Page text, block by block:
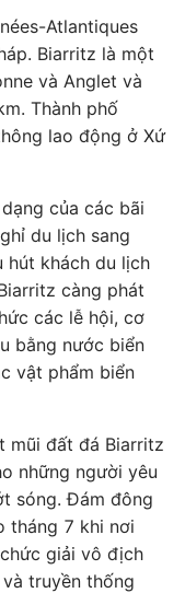
Atlantiques
Biarritz là một
và Anglet và
Thành phố
lao động ở Xứ
của các bãi
du lịch sang
hút khách du lịch
càng phát
các lễ hội, cơ
bằng nước biển
vật phẩm biển
mũi đất đá Biarritz
những người yêu
sóng. Đám đông
tháng 7 khi nơi
giải vô địch
truyền thống